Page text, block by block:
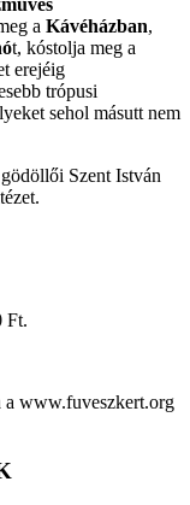
a Kávéházban,
t, kóstolja meg a
erejéig
trópusi
sehol másutt nem
Szent István
Ft.
a www.fuveszkert.org